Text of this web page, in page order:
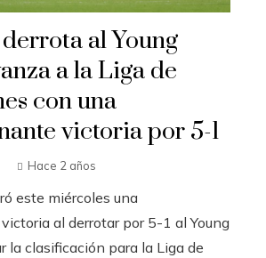
al Young
a la Liga de
con una
victoria por 5-1
Hace 2 años
este miércoles una
al derrotar por 5-1 al Young
la clasificación para la Liga de